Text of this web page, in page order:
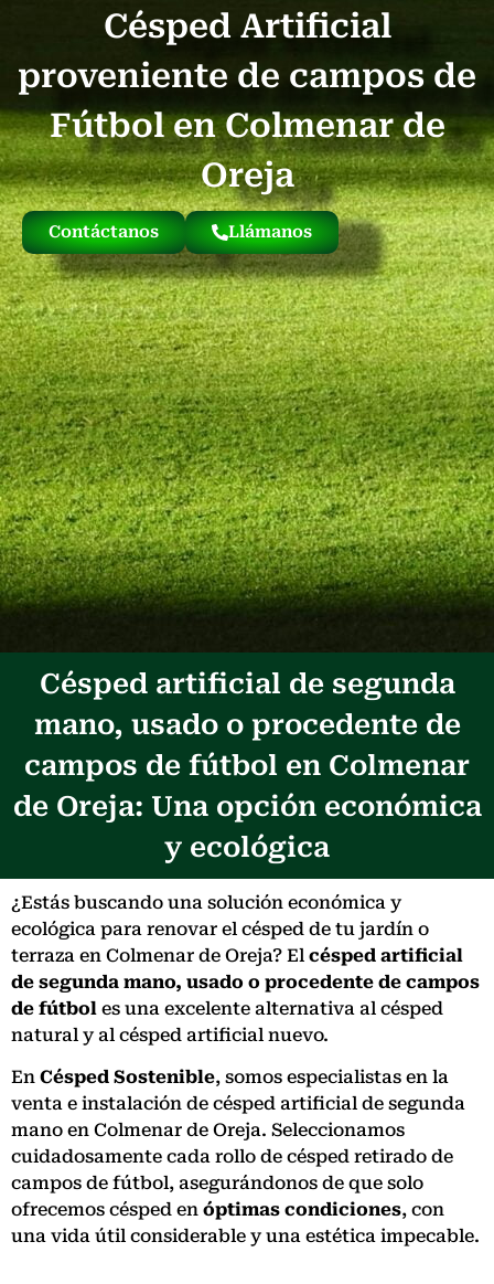
Césped Artificial
proveniente de campos de
Fútbol en Colmenar de
Oreja
Contáctanos Llámanos
Césped artificial de segunda
mano, usado o procedente de
campos de fútbol en Colmenar
de Oreja: Una opción económica
y ecológica
¿Estás buscando una solución económica y
ecológica para renovar el césped de tu jardín o
terraza en Colmenar de Oreja? El césped artificial
de segunda mano, usado o procedente de campos
de fútbol es una excelente alternativa al césped
natural y al césped artificial nuevo.
En Césped Sostenible, somos especialistas en la
venta e instalación de césped artificial de segunda
mano en Colmenar de Oreja. Seleccionamos
cuidadosamente cada rollo de césped retirado de
campos de fútbol, asegurándonos de que solo
ofrecemos césped en óptimas condiciones, con
una vida útil considerable y una estética impecable.